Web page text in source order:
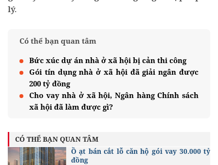
lý.
Có thể bạn quan tâm
Bức xúc dự án nhà ở xã hội bị cản thi công
Gói tín dụng nhà ở xã hội đã giải ngân được
200 tỷ đồng
Cho vay nhà ở xã hội, Ngân hàng Chính sách
xã hội đã làm được gì?
CÓ THỂ BẠN QUAN TÂM
Ồ ạt bán cắt lỗ căn hộ gói vay 30.000 tỷ
đồng